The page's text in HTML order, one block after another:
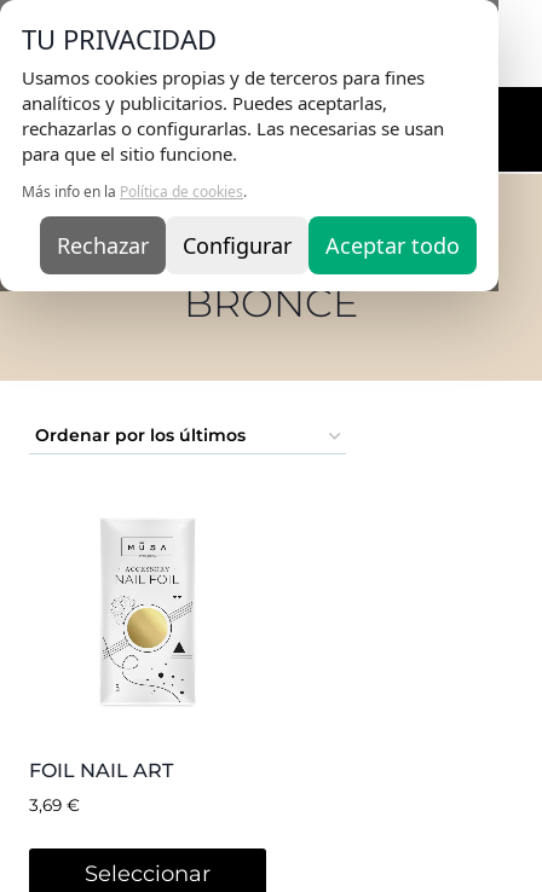
TU PRIVACIDAD
Usamos cookies propias y de terceros para fines
analíticos y publicitarios. Puedes aceptarlas,
rechazarlas o configurarlas. Las necesarias se usan
para que el sitio funcione.
Más info en la Política de cookies.
Rechazar Configurar Aceptar todo
Envio Gratisen pedidos superiores a 75€ |
Entrega en 24H
Inicio / TIENDA ONLINE / Bronce
BRONCE
FOIL NAIL ART
3,69 €
Seleccionar